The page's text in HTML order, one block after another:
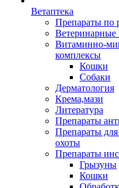
Ветаптека
Препараты по
Ветеринарные
Витаминно-
комплексы
Кошки
Собаки
Дерматология
Крема,мази
Литература
Препараты
Препараты
охоты
Препараты
Грызуны
Кошки